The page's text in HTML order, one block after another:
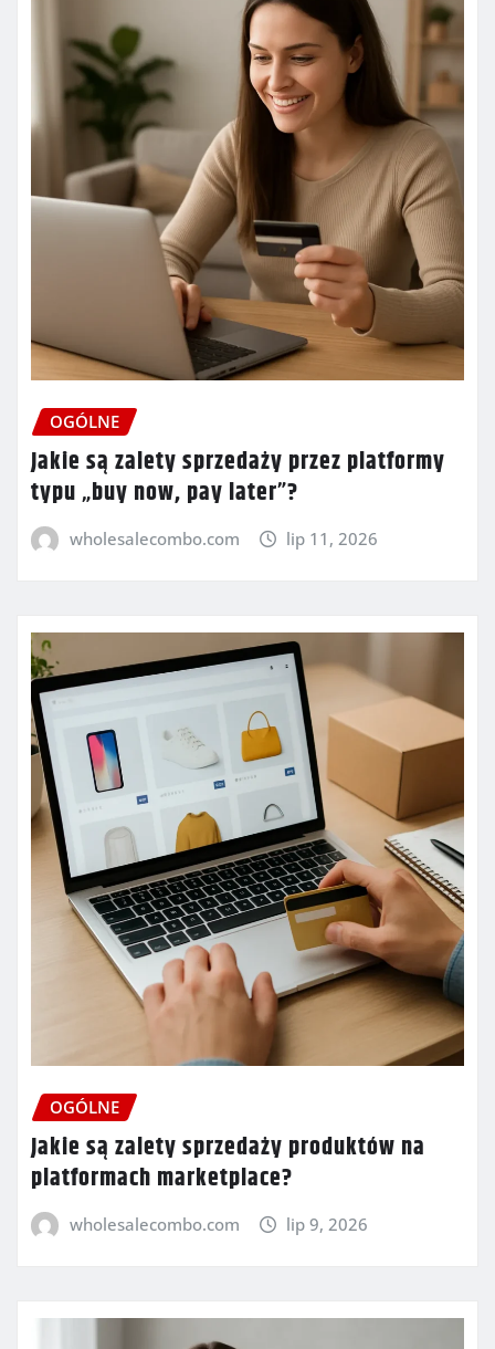
OGÓLNE
Jakie są zalety sprzedaży przez platformy
typu „buy now, pay later”?
wholesalecombo.com lip 11, 2026
OGÓLNE
Jakie są zalety sprzedaży produktów na
platformach marketplace?
wholesalecombo.com lip 9, 2026